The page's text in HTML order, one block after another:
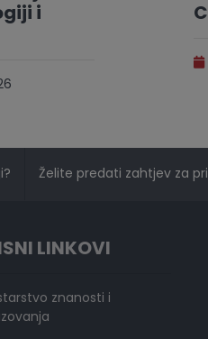
i
Želite predati zahtjev za
LINKOVI
znanosti i